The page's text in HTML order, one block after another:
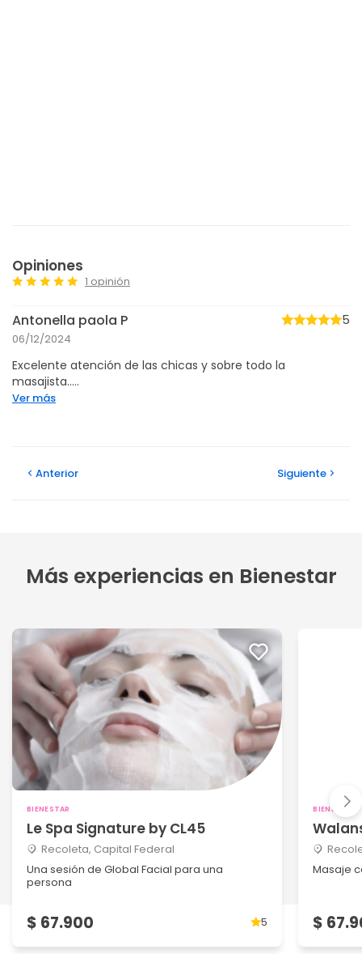
Opiniones
1 opinión
Antonella paola P
06/12/2024
5
Excelente atención de las chicas y sobre todo la
masajista.....
Ver más
Anterior Siguiente
Más experiencias en Bienestar
BIENESTAR
Le Spa Signature by CL45
Recoleta, Capital Federal
Una sesión de Global Facial para una
persona
$ 67.900 5
BIENESTAR
Masaje
$